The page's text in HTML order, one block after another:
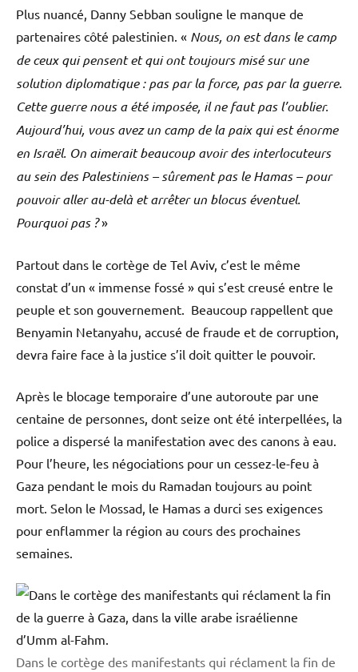
Plus nuancé, Danny Sebban souligne le manque de
partenaires côté palestinien. « Nous, on est dans le camp
de ceux qui pensent et qui ont toujours misé sur une
solution diplomatique : pas par la force, pas par la guerre.
Cette guerre nous a été imposée, il ne faut pas l’oublier.
Aujourd’hui, vous avez un camp de la paix qui est énorme
en Israël. On aimerait beaucoup avoir des interlocuteurs
au sein des Palestiniens – sûrement pas le Hamas – pour
pouvoir aller au-delà et arrêter un blocus éventuel.
Pourquoi pas ?»
Partout dans le cortège de Tel Aviv, c’est le même
constat d’un « immense fossé » qui s’est creusé entre le
peuple et son gouvernement. Beaucoup rappellent que
Benyamin Netanyahu, accusé de fraude et de corruption,
devra faire face à la justice s’il doit quitter le pouvoir.
Après le blocage temporaire d’une autoroute par une
centaine de personnes, dont seize ont été interpellées, la
police a dispersé la manifestation avec des canons à eau.
Pour l’heure, les négociations pour un cessez-le-feu à
Gaza pendant le mois du Ramadan toujours au point
mort. Selon le Mossad, le Hamas a durci ses exigences
pour enflammer la région au cours des prochaines
semaines.
Dans le cortège des manifestants qui réclament la fin de